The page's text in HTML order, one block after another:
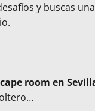
y buscas
room en